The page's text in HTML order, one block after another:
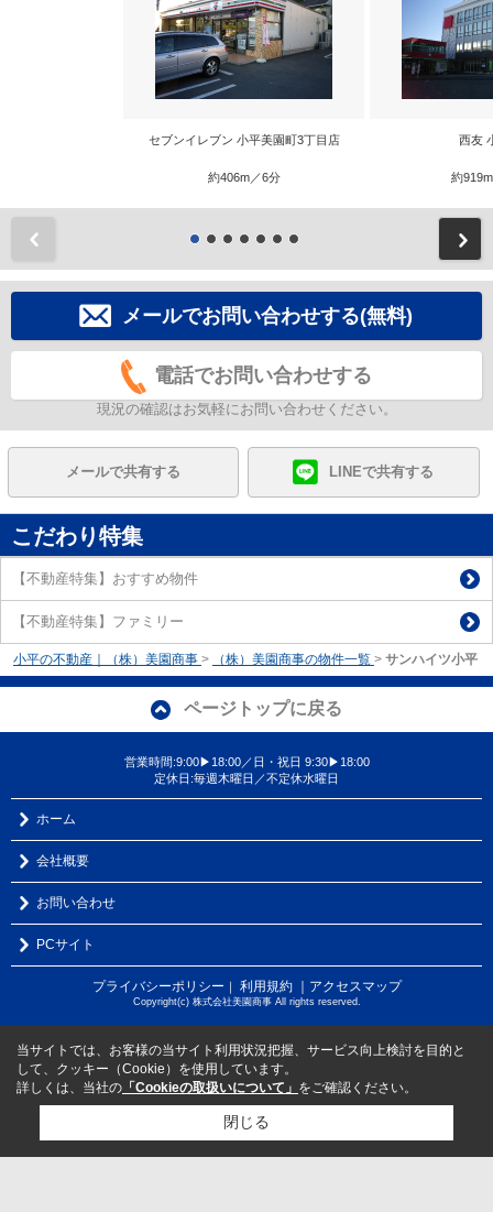
セブンイレブン 小平美園町3丁目店
約406m／6分
西友
約
メールでお問い合わせする(無料)
電話でお問い合わせする
現況の確認はお気軽にお問い合わせください。
メールで共有する LINEで共有する
こだわり特集
【不動産特集】おすすめ物件
【不動産特集】ファミリー
小平の不動産｜（株）美園商事 > （株）美園商事の物件一覧 > サンハイツ小平
ページトップに戻る
営業時間:9:00▶18:00／日・祝日 9:30▶18:00
定休日:毎週木曜日／不定休水曜日
ホーム
会社概要
お問い合わせ
PCサイト
プライバシーポリシー 利用規約 ｜アクセスマップ
Copyright(c) 株式会社美園商事 All rights reserved.
当サイトでは、お客様の当サイト利用状況把握、サービス向上検討を目的と
して、クッキー（Cookie）を使用しています。
詳しくは、当社の 「Cookieの取扱いについて」 をご確認ください。
閉じる